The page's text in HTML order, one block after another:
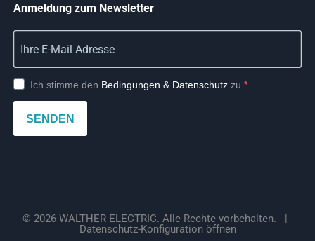
Anmeldung zum Newsletter
Ich stimme den Bedingungen & Datenschutz zu.
SENDEN
© 2026 WALTHER ELECTRIC. Alle Rechte vorbehalten.
|
Datenschutz-Konfiguration öffnen